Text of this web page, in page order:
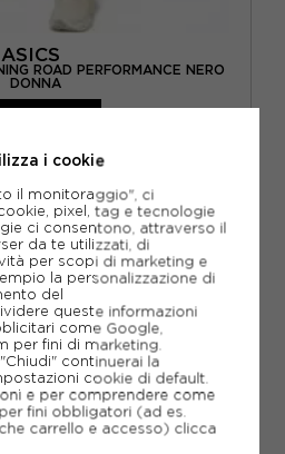
ASICS
ROAD PERFORMANCE NERO
DONNA
49,00€
70,00€
i cookie
il monitoraggio", ci
pixel, tag e tecnologie
ci consentono, attraverso il
da te utilizzati, di
per scopi di marketing e
la personalizzazione di
del
queste informazioni
come Google,
per fini di marketing.
continuerai la
cookie di default.
e per comprendere come
fini obbligatori (ad es.
carrello e accesso) clicca